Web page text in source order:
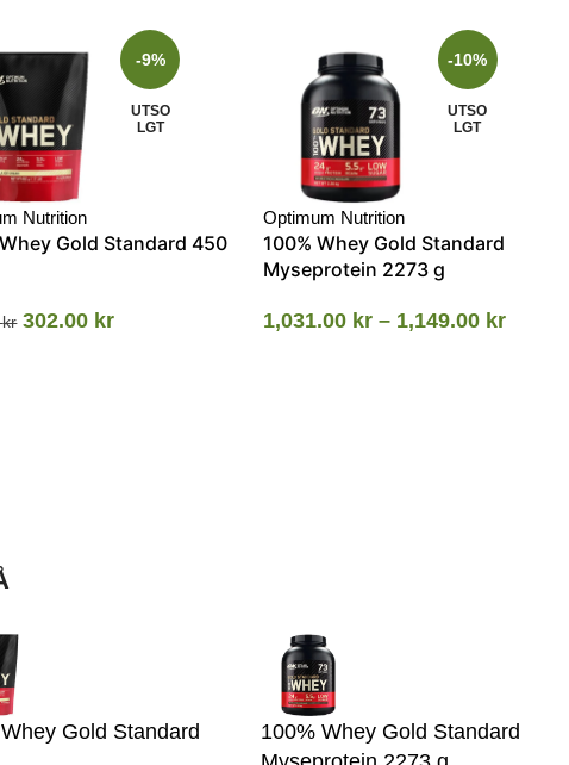
-9%
UTSO
LGT
Nutrition
Gold Standard 450
kr 302.00 kr
-10%
UTSO
LGT
Optimum Nutrition
100% Whey Gold Standard
Myseprotein 2273 g
1,031.00 kr – 1,149.00 kr
Gold Standard
100% Whey Gold Standard